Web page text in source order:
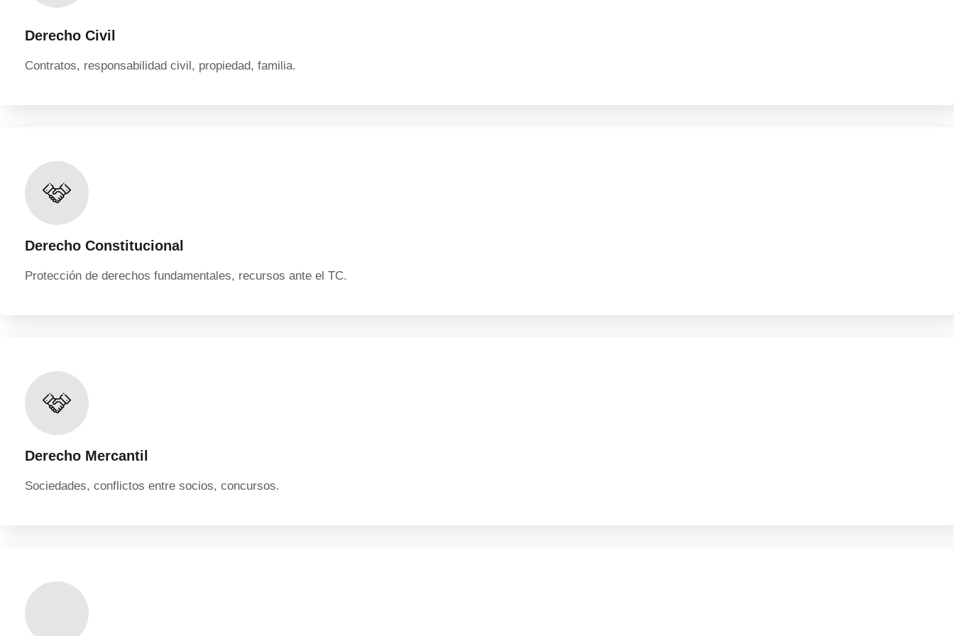
Derecho Civil
Contratos, responsabilidad civil, propiedad, familia.
Derecho Constitucional
Protección de derechos fundamentales, recursos ante el TC.
Derecho Mercantil
Sociedades, conflictos entre socios, concursos.